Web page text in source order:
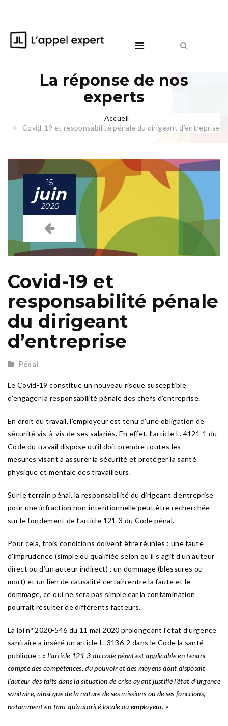
La réponse de nos
experts
Accueil
Covid-19 et responsabilité pénale du dirigeant d’entreprise
15
juin
2020
Covid-19 et
responsabilité pénale
du dirigeant
d’entreprise
Pénal
Le Covid-19 constitue un nouveau risque susceptible
d’engager la responsabilité pénale des chefs d’entreprise.
En droit du travail, l’employeur est tenu d’une obligation de
sécurité vis-à-vis de ses salariés. En effet, l’article L. 4121-1 du
Code du travail dispose qu’il doit prendre toutes les
mesures visant à assurer la sécurité et protéger la santé
physique et mentale des travailleurs.
Sur le terrain pénal, la responsabilité du dirigeant d’entreprise
pour une infraction non-intentionnelle peut être recherchée
sur le fondement de l’article 121-3 du Code pénal.
Pour cela, trois conditions doivent être réunies : une faute
d’imprudence (simple ou qualifiée selon qu’il s’agit d’un auteur
direct ou d’un auteur indirect) ; un dommage (blessures ou
mort) et un lien de causalité certain entre la faute et le
dommage, ce qui ne sera pas simple car la contamination
pourrait résulter de différents facteurs.
La loi n° 2020-546 du 11 mai 2020 prolongeant l’état d’urgence
sanitaire a inséré un article L. 3136-2 dans le Code la santé
publique : « L’article 121-3 du code pénal est applicable en tenant
compte des compétences, du pouvoir et des moyens dont disposait
l’auteur des faits dans la situation de crise ayant justifié l’état d’urgence
sanitaire, ainsi que de la nature de ses missions ou de ses fonctions,
notamment en tant qu’autorité locale ou employeur. »